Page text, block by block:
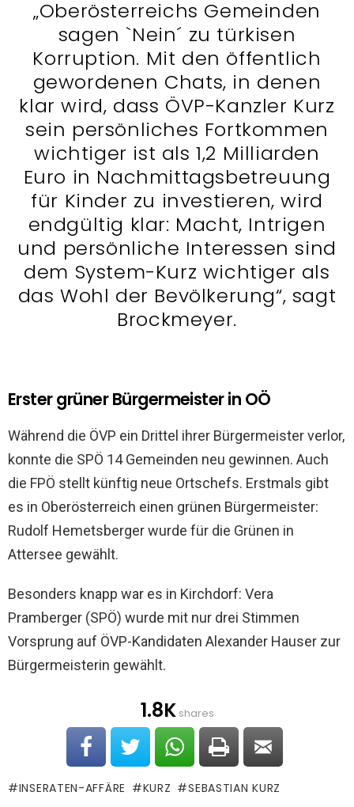
„Oberösterreichs Gemeinden
sagen `Nein´ zu türkisen
Korruption. Mit den öffentlich
gewordenen Chats, in denen
klar wird, dass ÖVP-Kanzler Kurz
sein persönliches Fortkommen
wichtiger ist als 1,2 Milliarden
Euro in Nachmittagsbetreuung
für Kinder zu investieren, wird
endgültig klar: Macht, Intrigen
und persönliche Interessen sind
dem System-Kurz wichtiger als
das Wohl der Bevölkerung“, sagt
Brockmeyer.
Erster grüner Bürgermeister in OÖ
Während die ÖVP ein Drittel ihrer Bürgermeister verlor,
konnte die SPÖ 14 Gemeinden neu gewinnen. Auch
die FPÖ stellt künftig neue Ortschefs. Erstmals gibt
es in Oberösterreich einen grünen Bürgermeister:
Rudolf Hemetsberger wurde für die Grünen in
Attersee gewählt.
Besonders knapp war es in Kirchdorf: Vera
Pramberger (SPÖ) wurde mit nur drei Stimmen
Vorsprung auf ÖVP-Kandidaten Alexander Hauser zur
Bürgermeisterin gewählt.
1.8Kshares
INSERATEN-AFFÄRE KURZ SEBASTIAN KURZ